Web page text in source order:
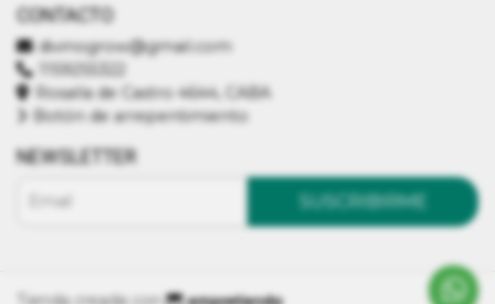
CONTACTO
divinogrow@gmail.com
1159255322
Rosalía de Castro 4644, CABA
Botón de arrepentimiento
NEWSLETTER
SUSCRIBIRME